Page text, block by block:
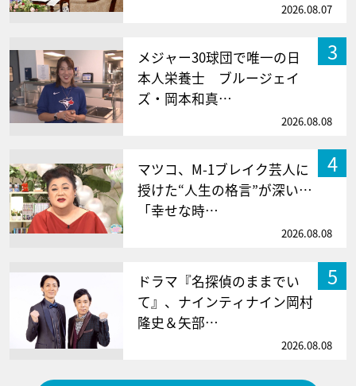
2026.08.07
3
メジャー30球団で唯一の日
本人栄養士 ブルージェイ
ズ・岡本和真…
2026.08.08
4
マツコ、M-1ブレイク芸人に
授けた“人生の格言”が深い…
「幸せな時…
2026.08.08
5
ドラマ『名探偵のままでい
て』、ナインティナイン岡村
隆史＆矢部…
2026.08.08